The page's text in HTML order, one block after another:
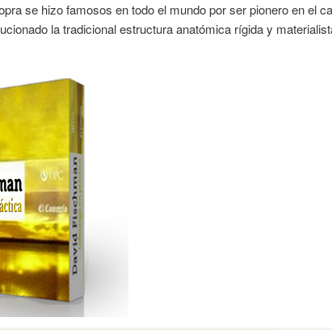
se hizo famosos en todo el mundo por ser pionero en el
la tradicional estructura anatómica rígida y